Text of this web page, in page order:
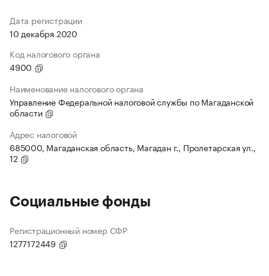
Дата регистрации
10 декабря 2020
Код налогового органа
4900
Наименование налогового органа
Управление Федеральной налоговой службы по Магаданской
области
Адрес налоговой
685000, Магаданская область, Магадан г., Пролетарская ул.,
12
Социальные фонды
Регистрационный номер СФР
1277172449